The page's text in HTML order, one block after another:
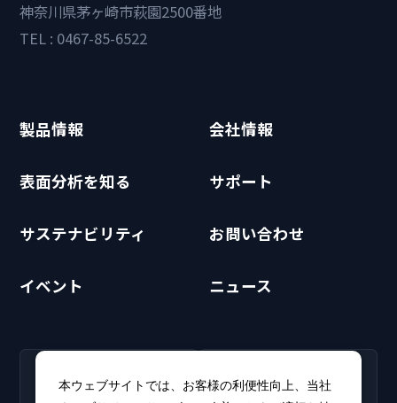
神奈川県茅ヶ崎市萩園2500番地
TEL : 0467-85-6522
製品情報 会社情報
表面分析を知る サポート
サステナビリティ お問い合わせ
イベント ニュース
採用情報 CLUB PHI（会員専
本ウェブサイトでは、お客様の利便性向上、当社